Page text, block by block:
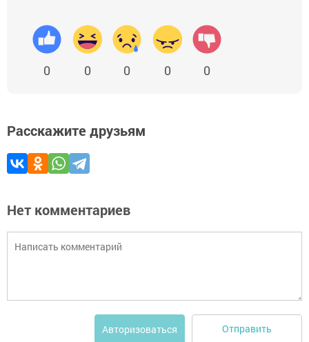
0 0 0 0 0
Расскажите друзьям
Нет комментариев
Авторизоваться Отправить